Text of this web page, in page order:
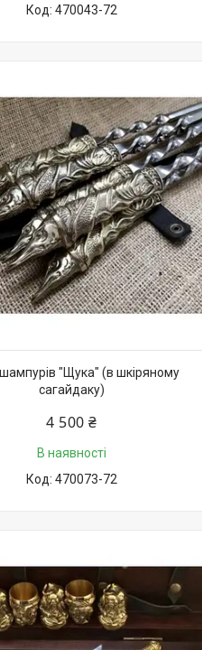
470043-72
шампурів "Щука" (в шкіряному
сагайдаку)
4 500 ₴
В наявності
470073-72